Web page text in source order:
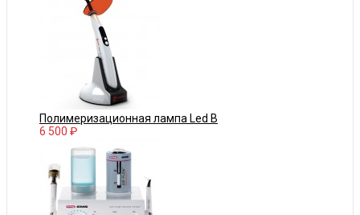
Полимеризационная лампа Led B
6 500 ₽